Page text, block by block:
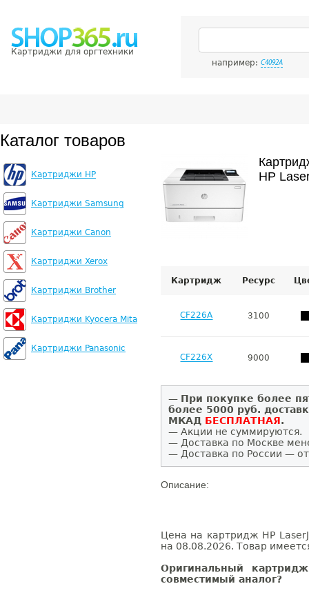
Картриджи для оргтехники
например: C4092A
Каталог товаров
Картриджи HP
Картриджи Samsung
Картриджи Canon
Картриджи Xerox
Картриджи Brother
Картриджи Kyocera Mita
Картриджи Panasonic
HP
Картридж Ресурс
CF226A 3100
CF226X 9000
— При покупке более
более 5000 руб.
МКАД БЕСПЛАТНАЯ.
— Акции не суммируются.
— Доставка по Москве
— Доставка по России —
Описание:
Цена на картридж HP
на 08.08.2026. Товар
Оригинальный
совместимый аналог?